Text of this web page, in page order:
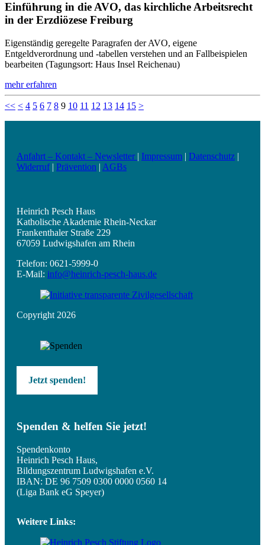
Einführung in die AVO, das kirchliche Arbeitsrecht
in der Erzdiözese Freiburg
Eigenständig geregelte Paragrafen der AVO, eigene
Entgeldverordnung und -tabellen verstehen und an Fallbeispielen
bearbeiten (Tagungsort: Haus Insel Reichenau)
mehr erfahren
<< < 4 5 6 7 8 9 10 11 12 13 14 15 >
Anfahrt – Kontakt – Newsletter | Impressum | Datenschutz |
Widerruf| Prävention | AGBs
Heinrich Pesch Haus
Katholische Akademie Rhein-Neckar
Frankenthaler Straße 229
67059 Ludwigshafen am Rhein
Telefon: 0621-5999-0
E-Mail: info@heinrich-pesch-haus.de
Copyright 2026
Jetzt spenden!
Spenden & helfen Sie jetzt!
Spendenkonto
Heinrich Pesch Haus,
Bildungszentrum Ludwigshafen e.V.
IBAN: DE 96 7509 0300 0000 0560 14
(Liga Bank eG Speyer)
Weitere Links: